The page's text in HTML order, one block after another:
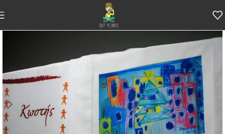
Skip to navigation
Skip to main content